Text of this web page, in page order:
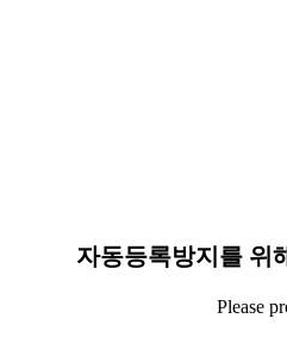
자동등록방지를 위
Please